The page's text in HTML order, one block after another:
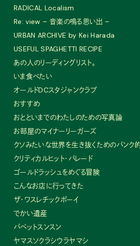
RADICAL Localism
Re: view – 音楽の鳴る思い出 –
URBAN ARCHIVE by Kei Harada
USEFUL SPAGHETTI RECIPE
あの人のリーディングリスト。
いま食べたい
オールドDCスタジャンクラブ
おすすめ
おとといまでのわたしのための写真論
お部屋のマイナーリーガーズ
クソみたいな世界を生き抜くためのパンク
クリティカルヒット・パレード
ゴールドラッシュをめぐる冒険
こんなお店に行ってきた
ザ・ワスレチックボーイ
でかい遺産
パペットスンスン
ヤマスソクラシウラヤマシ